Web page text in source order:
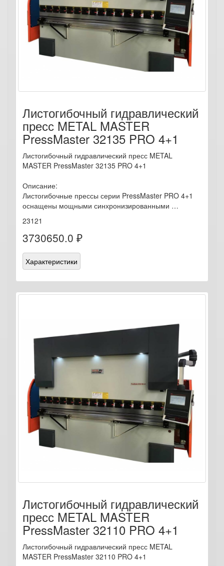
Листогибочный гидравлический
пресс METAL MASTER
PressMaster 32135 PRO 4+1
Листогибочный гидравлический пресс METAL
MASTER PressMaster 32135 PRO 4+1
Описание:
Листогибочные прессы серии PressMaster PRO 4+1
оснащены мощными синхронизированными …
23121
3730650.0 ₽
Характеристики
Листогибочный гидравлический
пресс METAL MASTER
PressMaster 32110 PRO 4+1
Листогибочный гидравлический пресс METAL
MASTER PressMaster 32110 PRO 4+1